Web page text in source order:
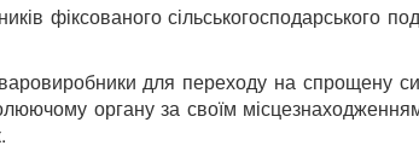
фіксованого сільськогосподарського
для переходу на спрощену
органу за своїм